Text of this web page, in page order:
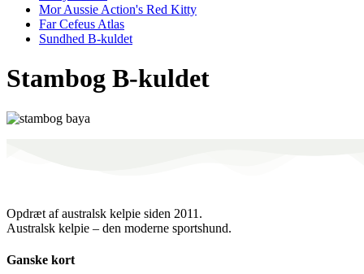
Mor Aussie Action's Red Kitty
Far Cefeus Atlas
Sundhed B-kuldet
Stambog B-kuldet
Opdræt af australsk kelpie siden 2011.
Australsk kelpie – den moderne sportshund.
Ganske kort